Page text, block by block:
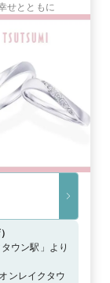
せとともに
）
ウン駅」より
ンレイクタウ